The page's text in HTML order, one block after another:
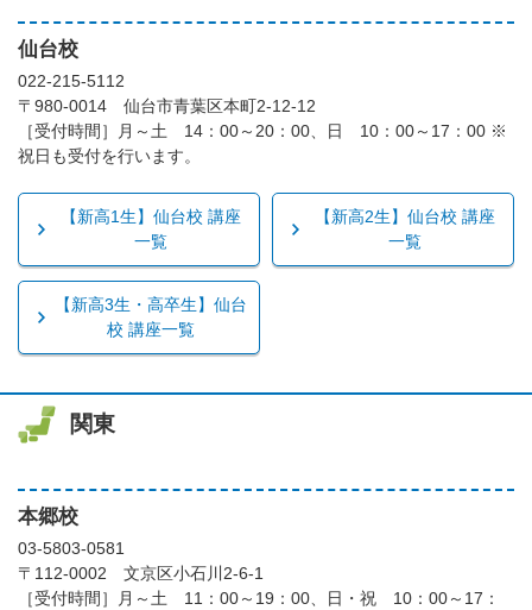
仙台校
022-215-5112
〒980-0014 仙台市青葉区本町2-12-12
［受付時間］月～土 14：00～20：00、日 10：00～17：00 ※
祝日も受付を行います。
【新高1生】仙台校 講座
一覧
【新高2生】仙台校 講座
一覧
【新高3生・高卒生】仙台
校 講座一覧
関東
本郷校
03-5803-0581
〒112-0002 文京区小石川2-6-1
［受付時間］月～土 11：00～19：00、日・祝 10：00～17：